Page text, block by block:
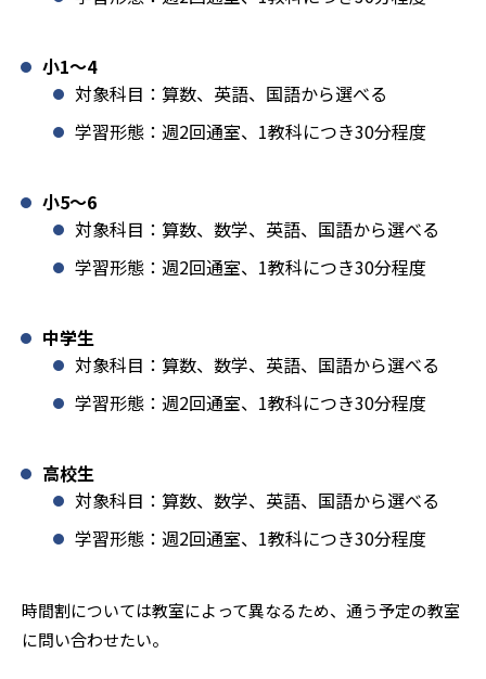
小1️〜4
対象科目：算数、英語、国語から選べる
学習形態：週2回通室、1教科につき30分程度
小5〜6
対象科目：算数、数学、英語、国語から選べる
学習形態：週2回通室、1教科につき30分程度
中学生
対象科目：算数、数学、英語、国語から選べる
学習形態：週2回通室、1教科につき30分程度
高校生
対象科目：算数、数学、英語、国語から選べる
学習形態：週2回通室、1教科につき30分程度
時間割については教室によって異なるため、通う予定の教室
に問い合わせたい。